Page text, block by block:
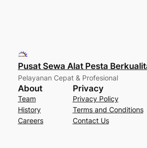
Pusat Sewa Alat Pesta
Pelayanan Cepat & Profesional
About
Team
History
Careers
Privacy
Privacy Policy
Terms and Conditions
Contact Us